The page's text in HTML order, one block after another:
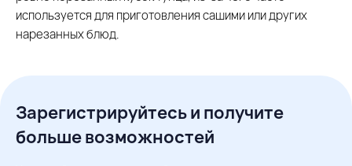
используется для приготовления сашими или других
нарезанных блюд.
Зарегистрируйтесь и получите
больше возможностей